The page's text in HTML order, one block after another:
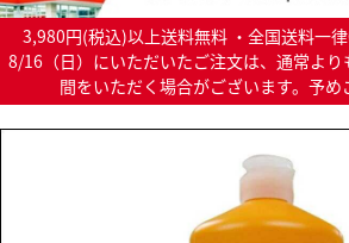
3,980円(税込)以上送料無料 ・全国送料一
8/16（日）にいただいたご注文は、通常よ
間をいただく場合がございます。予め